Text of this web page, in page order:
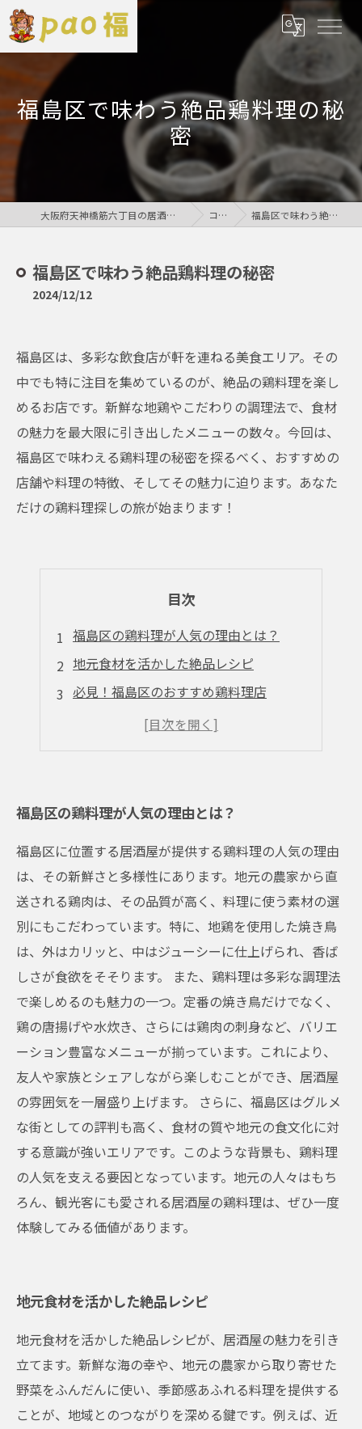
福島区で味わう絶品鶏料理の秘
密
大阪府天神橋筋六丁目の居酒屋なら鶏居酒屋pao福 コラム 福島区で味わう絶品鶏料理の秘密
福島区で味わう絶品鶏料理の秘密
2024/12/12
福島区は、多彩な飲食店が軒を連ねる美食エリア。その
中でも特に注目を集めているのが、絶品の鶏料理を楽し
めるお店です。新鮮な地鶏やこだわりの調理法で、食材
の魅力を最大限に引き出したメニューの数々。今回は、
福島区で味わえる鶏料理の秘密を探るべく、おすすめの
店舗や料理の特徴、そしてその魅力に迫ります。あなた
だけの鶏料理探しの旅が始まります！
目次
福島区の鶏料理が人気の理由とは？
地元食材を活かした絶品レシピ
必見！福島区のおすすめ鶏料理店
プロが教える鶏料理の選び方
鶏料理を楽しむためのペアリングガイド
福島区の鶏料理が人気の理由とは？
福島区に位置する居酒屋が提供する鶏料理の人気の理由
は、その新鮮さと多様性にあります。地元の農家から直
送される鶏肉は、その品質が高く、料理に使う素材の選
別にもこだわっています。特に、地鶏を使用した焼き鳥
は、外はカリッと、中はジューシーに仕上げられ、香ば
しさが食欲をそそります。 また、鶏料理は多彩な調理法
で楽しめるのも魅力の一つ。定番の焼き鳥だけでなく、
鶏の唐揚げや水炊き、さらには鶏肉の刺身など、バリエ
ーション豊富なメニューが揃っています。これにより、
友人や家族とシェアしながら楽しむことができ、居酒屋
の雰囲気を一層盛り上げます。 さらに、福島区はグルメ
な街としての評判も高く、食材の質や地元の食文化に対
する意識が強いエリアです。このような背景も、鶏料理
の人気を支える要因となっています。地元の人々はもち
ろん、観光客にも愛される居酒屋の鶏料理は、ぜひ一度
体験してみる価値があります。
地元食材を活かした絶品レシピ
地元食材を活かした絶品レシピが、居酒屋の魅力を引き
立てます。新鮮な海の幸や、地元の農家から取り寄せた
野菜をふんだんに使い、季節感あふれる料理を提供する
ことが、地域とのつながりを深める鍵です。例えば、近